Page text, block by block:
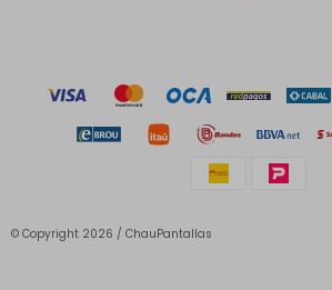
© Copyright 2026 / ChauPantallas